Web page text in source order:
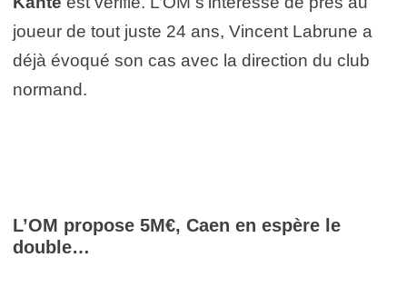
joueur de tout juste 24 ans, Vincent Labrune a
déjà évoqué son cas avec la direction du club
normand.
L’OM propose 5M€, Caen en espère le
double…